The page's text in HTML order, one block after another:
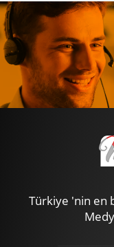
Türkiye 'nin en